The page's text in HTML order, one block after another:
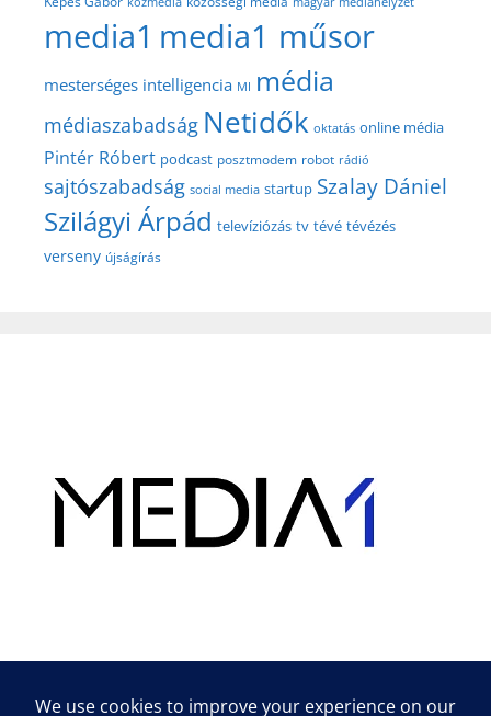
media1 media1 műsor
mesterséges intelligencia MI média
médiaszabadság Netidők oktatás online média
Pintér Róbert podcast posztmodem robot rádió
sajtószabadság social media startup Szalay Dániel
Szilágyi Árpád televíziózás tv tévé tévézés
verseny újságírás